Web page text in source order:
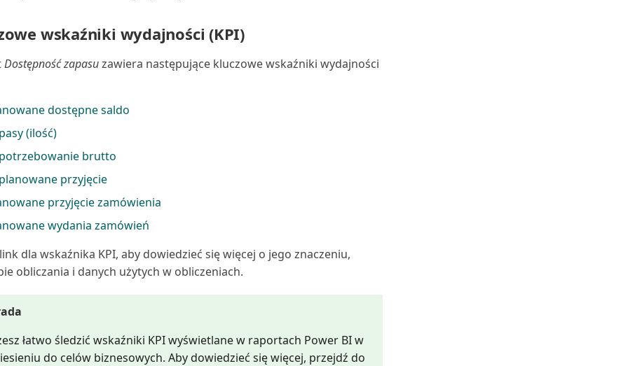
wskaźniki wydajności (KPI)
Dostępność zapasuzawiera następujące kluczowe wskaźniki wydajności
dostępne saldo
(ilość)
brutto
przyjęcie
przyjęcie zamówienia
wydania zamówień
dla wskaźnika KPI, aby dowiedzieć się więcej o jego znaczeniu,
obliczania i danych użytych w obliczeniach.
łatwo śledzić wskaźniki KPI wyświetlane w raportach Power BI w
do celów biznesowych. Aby dowiedzieć się więcej, przejdź do